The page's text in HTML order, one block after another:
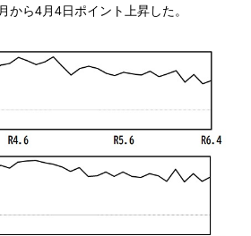
から4月4日ポイント上昇した。